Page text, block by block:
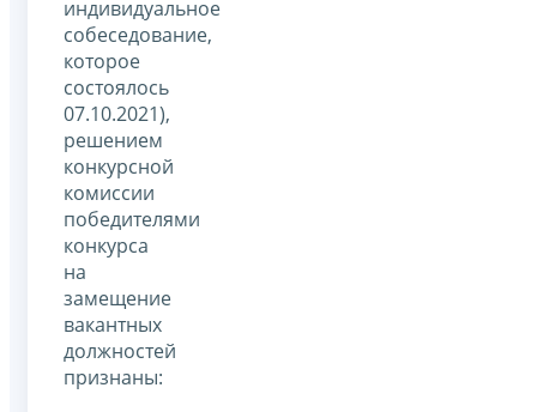
индивидуальное
собеседование,
которое
состоялось
07.10.2021),
решением
конкурсной
комиссии
победителями
конкурса
на
замещение
вакантных
должностей
признаны: